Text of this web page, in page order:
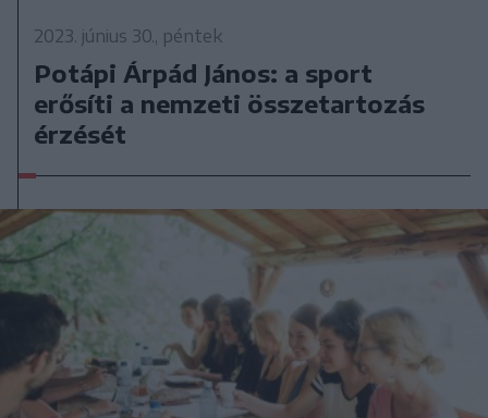
2023. június 30., péntek
Potápi Árpád János: a sport
erősíti a nemzeti összetartozás
érzését